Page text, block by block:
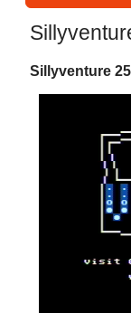
Sillyventure